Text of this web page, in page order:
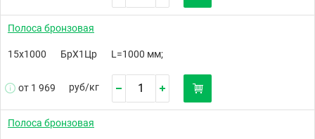
Полоса бронзовая
15х1000 БрХ1Цр L=1000 мм;
от 1 969 руб/кг
Полоса бронзовая